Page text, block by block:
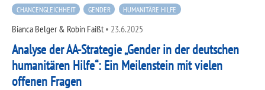
CHANCENGLEICHHEIT GENDER HUMANITÄRE HILFE
Bianca Belger & Robin Faißt • 23.6.2025
Analyse der AA-Strategie „Gender in der deutschen
humanitären Hilfe“: Ein Meilenstein mit vielen
offenen Fragen